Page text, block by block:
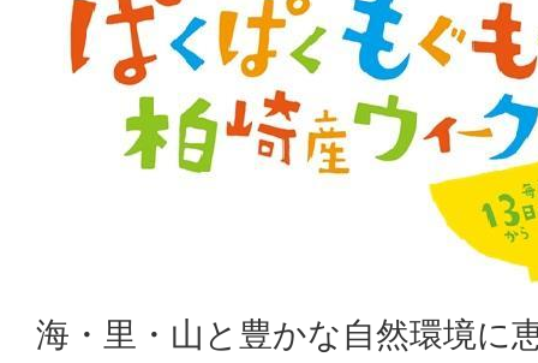
海・里・山と豊かな自然環境に